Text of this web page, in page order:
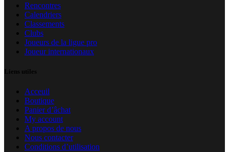
Rencontres
Calendriers
Classements
Clubs
Joueurs de la ligue pro
Joueur internationaux
Liens utiles
Acceuil
Boutique
Panier d’âchat
My account
A propos de nous
Nous contacter
Conditions d’utilisation